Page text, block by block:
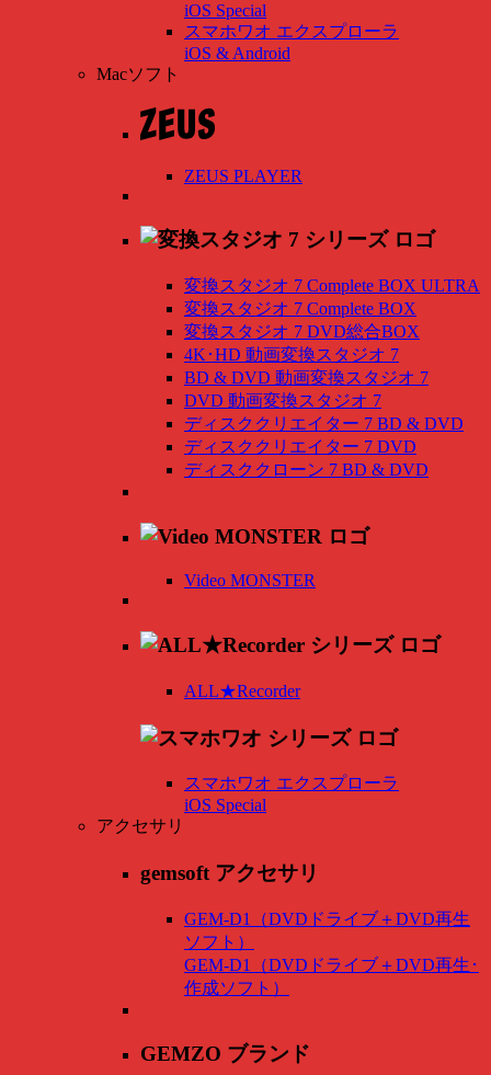
iOS Special
スマホワオ エクスプローラ
iOS & Android
Macソフト
ZEUS PLAYER
変換スタジオ 7 Complete BOX ULTRA
変換スタジオ 7 Complete BOX
変換スタジオ 7 DVD総合BOX
4K･HD 動画変換スタジオ 7
BD & DVD 動画変換スタジオ 7
DVD 動画変換スタジオ 7
ディスククリエイター 7 BD & DVD
ディスククリエイター 7 DVD
ディスククローン 7 BD & DVD
Video MONSTER
ALL★Recorder
スマホワオ エクスプローラ
iOS Special
アクセサリ
gemsoft アクセサリ
GEM-D1（DVDドライブ＋DVD再生
ソフト）
GEM-D1（DVDドライブ＋DVD再生･
作成ソフト）
GEMZO ブランド